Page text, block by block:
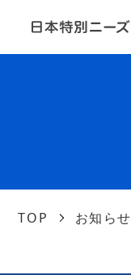
TOP お知らせ